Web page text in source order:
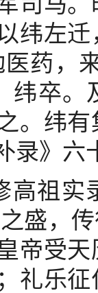
纬左
医药，
纬卒
。纬
录》六
祖实
盛，
帝受
礼乐